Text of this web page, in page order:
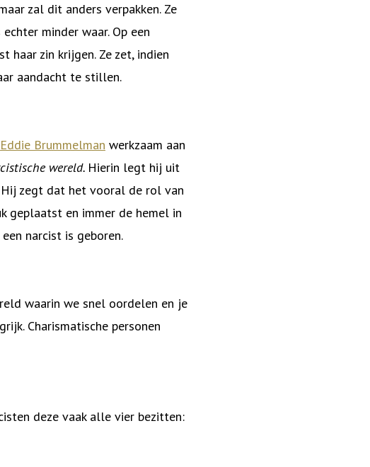
zal dit anders verpakken. Ze
minder waar. Op een
haar zin krijgen. Ze zet, indien
aandacht te stillen.
Eddie Brummelman werkzaam aan
wereld. Hierin legt hij uit
zegt dat het vooral de rol van
geplaatst en immer de hemel in
narcist is geboren.
waarin we snel oordelen en je
Charismatische personen
deze vaak alle vier bezitten: